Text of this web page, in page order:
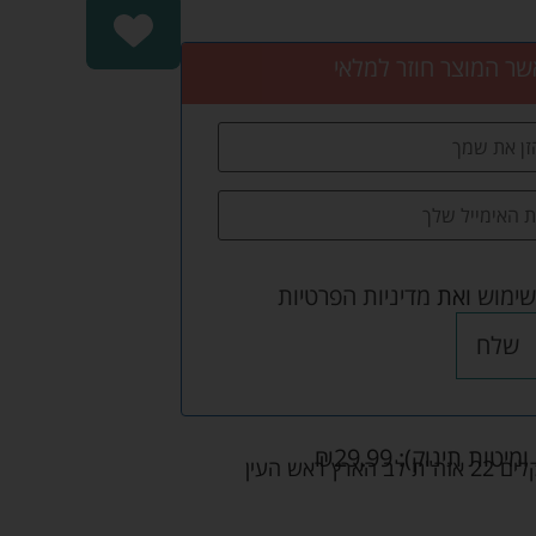
המוצר חוזר למלאי
ואת מדיניות הפרטיות
שלח
תינוק): ₪29.99 העין